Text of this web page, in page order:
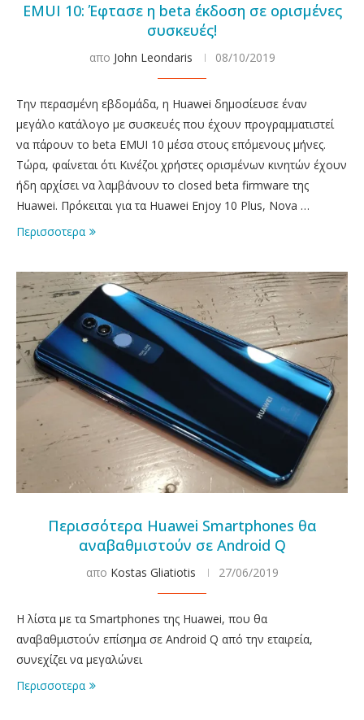
EMUI 10: Έφτασε η beta έκδοση σε ορισμένες
συσκευές!
απο John Leondaris 08/10/2019
Την περασμένη εβδομάδα, η Huawei δημοσίευσε έναν
μεγάλο κατάλογο με συσκευές που έχουν προγραμματιστεί
να πάρουν το beta EMUI 10 μέσα στους επόμενους μήνες.
Τώρα, φαίνεται ότι Κινέζοι χρήστες ορισμένων κινητών έχουν
ήδη αρχίσει να λαμβάνουν το closed beta firmware της
Huawei. Πρόκειται για τα Huawei Enjoy 10 Plus, Nova …
Περισσοτερα
Περισσότερα Huawei Smartphones θα
αναβαθμιστούν σε Android Q
απο Kostas Gliatiotis 27/06/2019
H λίστα με τα Smartphones της Huawei, που θα
αναβαθμιστούν επίσημα σε Android Q από την εταιρεία,
συνεχίζει να μεγαλώνει
Περισσοτερα